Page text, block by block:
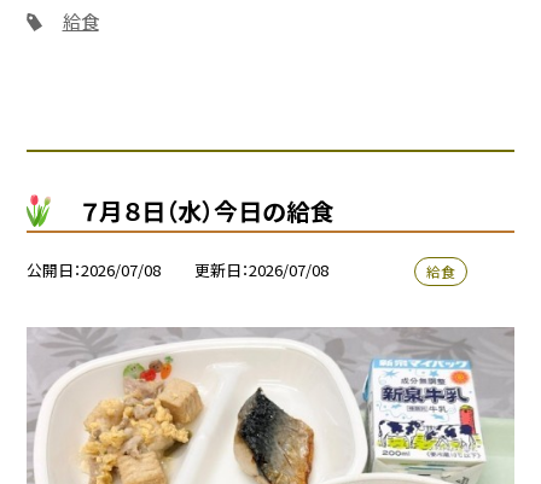
給食
７月８日（水）今日の給食
公開日 2026/07/08 更新日 2026/07/08 給食